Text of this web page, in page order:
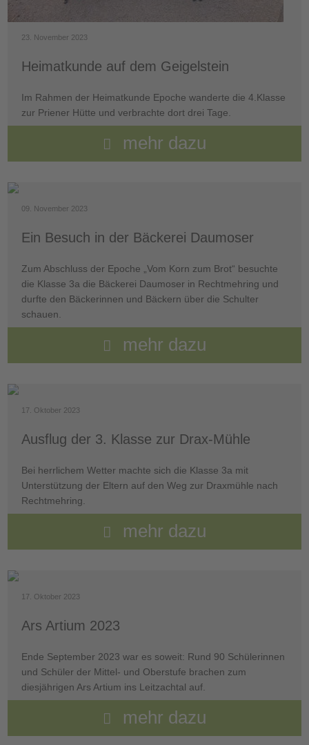
23. November 2023
Heimatkunde auf dem Geigelstein
Im Rahmen der Heimatkunde Epoche wanderte die 4.Klasse
zur Priener Hütte und verbrachte dort drei Tage.
mehr dazu
09. November 2023
Ein Besuch in der Bäckerei Daumoser
Zum Abschluss der Epoche „Vom Korn zum Brot“ besuchte
die Klasse 3a die Bäckerei Daumoser in Rechtmehring und
durfte den Bäckerinnen und Bäckern über die Schulter
schauen.
mehr dazu
17. Oktober 2023
Ausflug der 3. Klasse zur Drax-Mühle
Bei herrlichem Wetter machte sich die Klasse 3a mit
Unterstützung der Eltern auf den Weg zur Draxmühle nach
Rechtmehring.
mehr dazu
17. Oktober 2023
Ars Artium 2023
Ende September 2023 war es soweit: Rund 90 Schülerinnen
und Schüler der Mittel- und Oberstufe brachen zum
diesjährigen Ars Artium ins Leitzachtal auf.
mehr dazu